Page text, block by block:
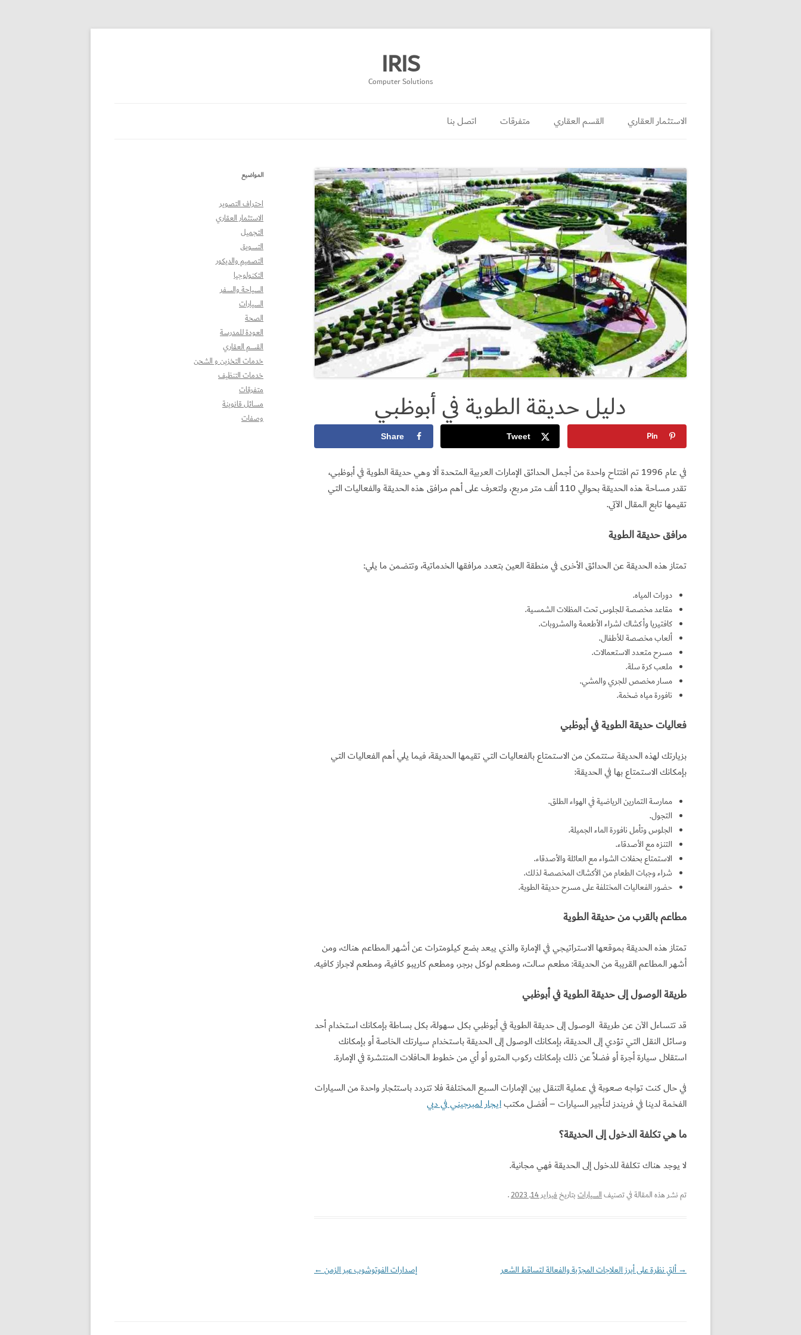
IRIS
Computer Solutions
الاستثمار العقاري القسم العقاري متفرقات اتصل بنا
دليل حديقة الطوية في أبوظبي
Share Tweet Pin
في عام 1996 تم افتتاح واحدة من أجمل الحدائق الإمارات العربية المتحدة ألا وهي حديقة الطوية في أبوظبي،
تقدر مساحة هذه الحديقة بحوالي 110 ألف متر مربع، ولتعرف على أهم مرافق هذه الحديقة والفعاليات التي
تقيمها تابع المقال الآتي.
مرافق حديقة الطوية
تمتاز هذه الحديقة عن الحدائق الأخرى في منطقة العين بتعدد مرافقها الخدماتية، وتتضمن ما يلي:
دورات المياه.
مقاعد مخصصة للجلوس تحت المظلات الشمسية.
كافتيريا وأكشاك لشراء الأطعمة والمشروبات.
ألعاب مخصصة للأطفال.
مسرح متعدد الاستعمالات.
ملعب كرة سلة.
مسار مخصص للجري والمشي.
نافورة مياه ضخمة.
فعاليات حديقة الطوية في أبوظبي
بزيارتك لهذه الحديقة ستتمكن من الاستمتاع بالفعاليات التي تقيمها الحديقة، فيما يلي أهم الفعاليات التي
بإمكانك الاستمتاع بها في الحديقة:
ممارسة التمارين الرياضية في الهواء الطلق.
التجول.
الجلوس وتأمل نافورة الماء الجميلة.
التنزه مع الأصدقاء.
الاستمتاع بحفلات الشواء مع العائلة والأصدقاء.
شراء وجبات الطعام من الأكشاك المخصصة لذلك.
حضور الفعاليات المختلفة على مسرح حديقة الطوية.
مطاعم بالقرب من حديقة الطوية
تمتاز هذه الحديقة بموقعها الاستراتيجي في الإمارة والذي يبعد بضع كيلومترات عن أشهر المطاعم هناك، ومن
أشهر المطاعم القريبة من الحديقة: مطعم سالت، ومطعم لوكل برجر، ومطعم كاريبو كافية، ومطعم لاجراز كافيه.
طريقة الوصول إلى حديقة الطوية في أبوظبي
قد تتساءل الآن عن طريقة الوصول إلى حديقة الطوية في أبوظبي بكل سهولة، بكل بساطة بإمكانك استخدام أحد
وسائل النقل التي تؤدي إلى الحديقة، بإمكانك الوصول إلى الحديقة باستخدام سيارتك الخاصة أو بإمكانك
استقلال سيارة أجرة أو فضلاً عن ذلك بإمكانك ركوب المترو أو أي من خطوط الحافلات المنتشرة في الإمارة.
في حال كنت تواجه صعوبة في عملية التنقل بين الإمارات السبع المختلفة فلا تتردد باستئجار واحدة من السيارات
الفخمة لدينا في فريندز لتأجير السيارات – أفضل مكتبايجار لمبرجيني في دبي
ما هي تكلفة الدخول إلى الحديقة؟
لا يوجد هناك تكلفة للدخول إلى الحديقة فهي مجانية.
تم نشر هذه المقالة في تصنيفالسياراتبتاريخفبراير 14, 2023 .
تصفّح
→ألقِ نظرة على أبرز العلاجات المجرّبة والفعالة لتساقط الشعر إصدارات الفوتوشوب عبر الزمن←
المواضيع
احتراف التصوير
الاستثمار العقاري
التجميل
التسويق
التصميم والديكور
التكنولوجيا
السياحة والسفر
السيارات
الصحة
العودة للمدرسة
القسم العقاري
خدمات التخزين و الشحن
خدمات التنظيف
متفرقات
مسائل قانوينة
وصفات